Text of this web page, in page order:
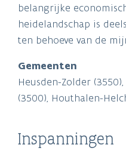
belangrijke
heidelandschap is
ten behoeve van de
Gemeenten
Heusden-Zolder
(3500), Houthalen-
Inspanningen